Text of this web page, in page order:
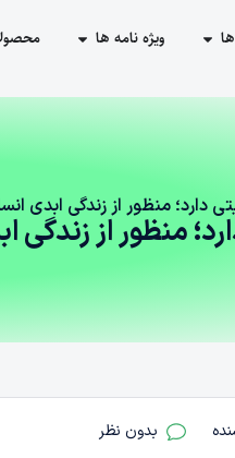
ویژه نامه ها
دارد؛ منظور از زندگی ابدی
منظور از
بدون نظر